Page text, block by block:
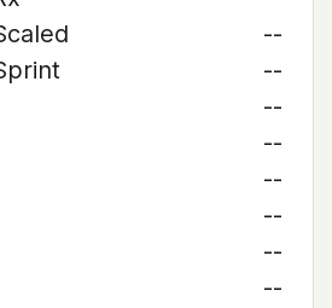
--
--
--
--
--
--
--
--